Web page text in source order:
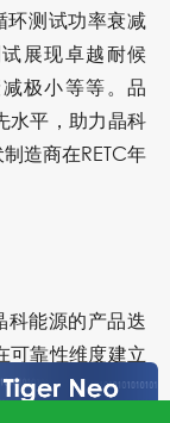
环测试功率衰减
展现卓越耐候
极小等等。品
水平，助力晶科
造商在RETC年
科能源的产品迭
可靠性维度建立
将继续以覆盖